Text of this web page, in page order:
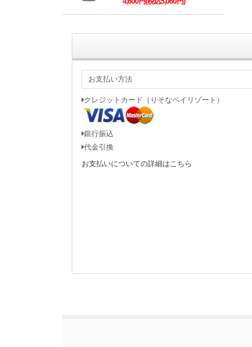
お支払い方法
クレジットカード（りそなペイリゾート）
銀行振込
代金引換
お支払いについての詳細はこちら